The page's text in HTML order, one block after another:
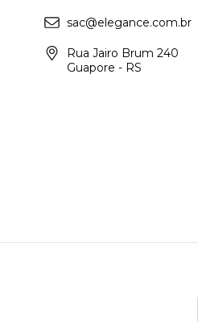
sac@elegance.com.br
Rua Jairo Brum 240
Guapore - RS